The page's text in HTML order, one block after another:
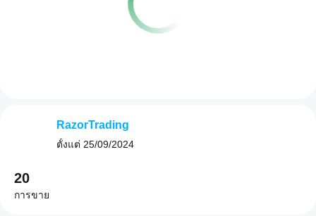
RazorTrading
ตั้งแต่ 25/09/2024
20
การขาย